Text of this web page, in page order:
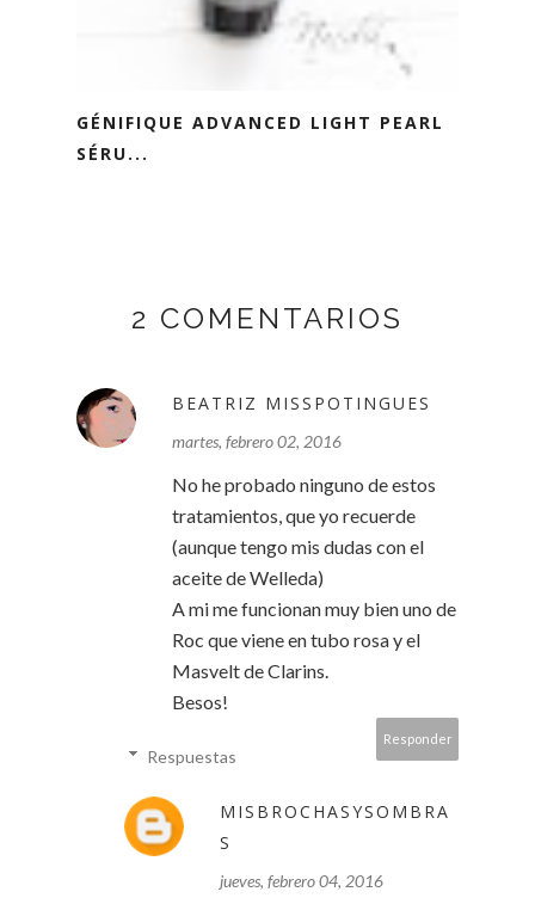
GÉNIFIQUE ADVANCED LIGHT PEARL
SÉRU...
2 COMENTARIOS
BEATRIZ MISSPOTINGUES
martes, febrero 02, 2016
No he probado ninguno de estos
tratamientos, que yo recuerde
(aunque tengo mis dudas con el
aceite de Welleda)
A mi me funcionan muy bien uno de
Roc que viene en tubo rosa y el
Masvelt de Clarins.
Besos!
Responder
Respuestas
MISBROCHASYSOMBRA
S
jueves, febrero 04, 2016